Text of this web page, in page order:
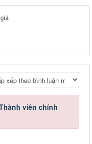
viên chính